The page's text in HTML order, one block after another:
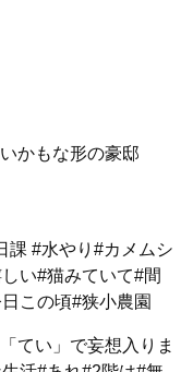
かもな形の豪邸
課 #水やり#カメムシ
い#猫みていて#間
この頃#狭小農園
てい」で妄想入りま